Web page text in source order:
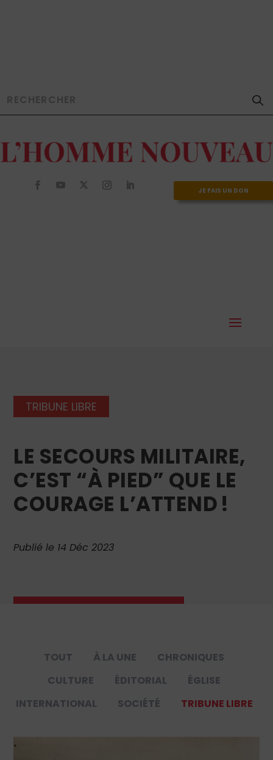
JE FAIS UN DON
TRIBUNE LIBRE
LE SECOURS MILITAIRE,
C’EST “À PIED” QUE LE
COURAGE L’ATTEND !
Publié le 14 Déc 2023
TOUT À LA UNE
CHRONIQUES
CULTURE
ÉDITORIAL
ÉGLISE
INTERNATIONAL
SOCIÉTÉ TRIBUNE LIBRE